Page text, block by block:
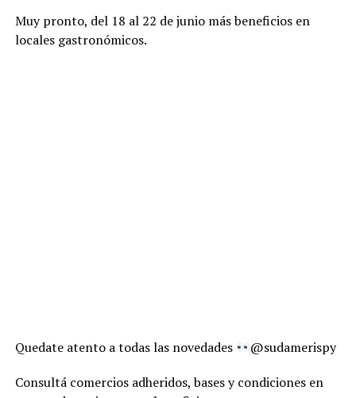
Muy pronto, del 18 al 22 de junio más beneficios en
locales gastronómicos.
Quedate atento a todas las novedades
@sudamerispy
Consultá comercios adheridos, bases y condiciones en